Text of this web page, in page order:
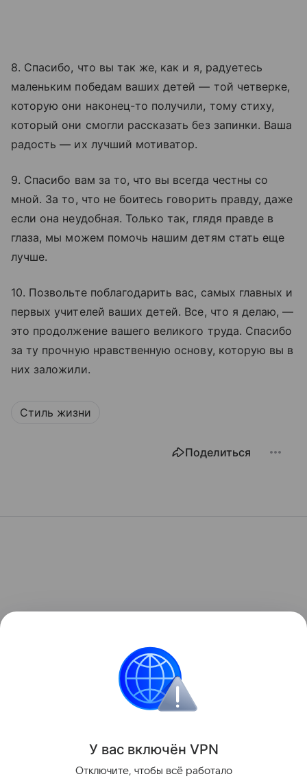
8. Спасибо, что вы так же, как и я, радуетесь
маленьким победам ваших детей — той четверке,
которую они наконец-то получили, тому стиху,
который они смогли рассказать без запинки. Ваша
радость — их лучший мотиватор.
9. Спасибо вам за то, что вы всегда честны со
мной. За то, что не боитесь говорить правду, даже
если она неудобная. Только так, глядя правде в
глаза, мы можем помочь нашим детям стать еще
лучше.
10. Позвольте поблагодарить вас, самых главных и
первых учителей ваших детей. Все, что я делаю, —
это продолжение вашего великого труда. Спасибо
за ту прочную нравственную основу, которую вы в
них заложили.
Стиль жизни
Поделиться
У вас включён VPN
Отключите, чтобы всё работало